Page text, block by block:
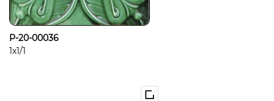
P-20-00036
1x1/1